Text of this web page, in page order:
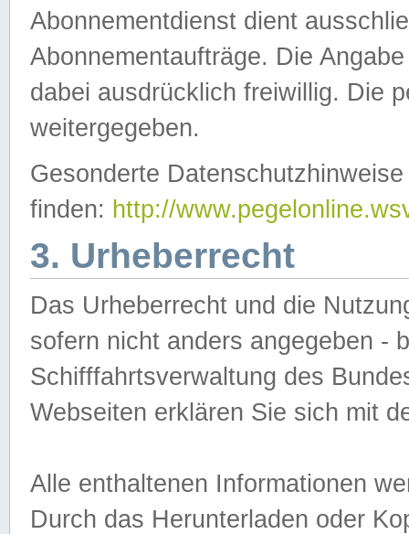
Abonnementdienst dient
Abonnementaufträge. Die
dabei ausdrücklich freiwillig. Die
weitergegeben.
Gesonderte
finden: http://
3. Urheberrecht
Das Urheberrecht und die
sofern nicht anders angegeben -
Schifffahrtsverwaltung des
Webseiten erklären Sie sich mit
Alle enthaltenen Informationen
Durch das Herunterladen oder